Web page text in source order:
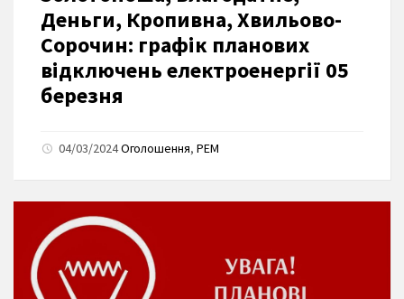
Деньги, Кропивна, Хвильово-
Сорочин: графік планових
відключень електроенергії 05
березня
04/03/2024Оголошення, РЕМ